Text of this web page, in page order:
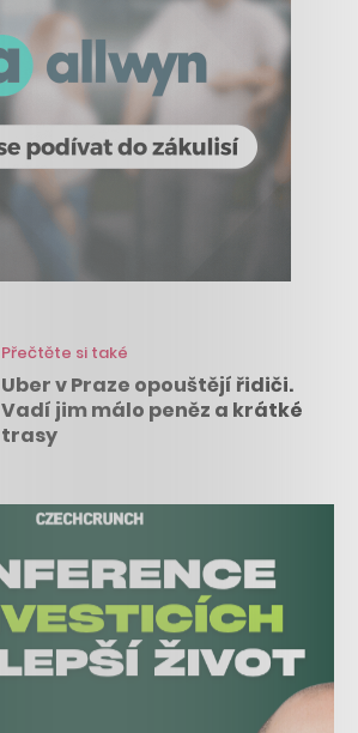
Přečtěte si také
Uber v Praze opouštějí řidiči.
Vadí jim málo peněz a krátké
trasy